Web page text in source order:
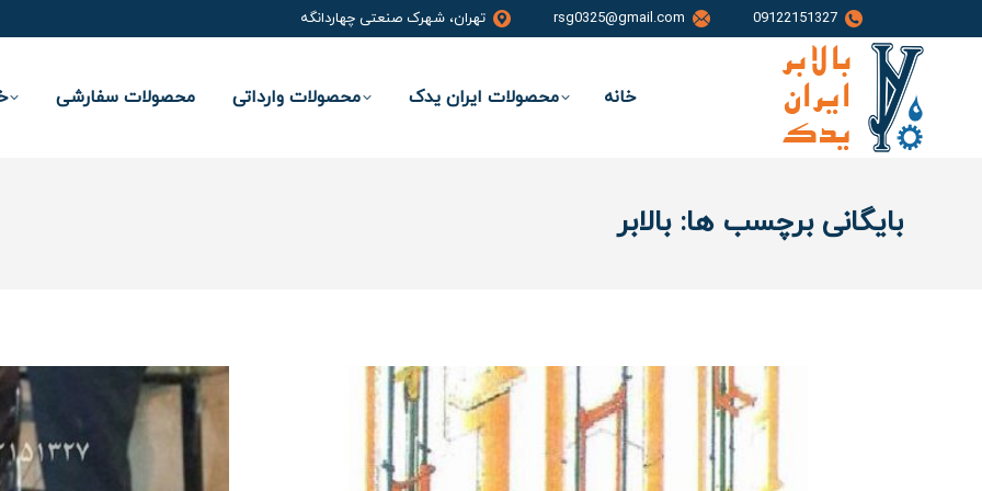
09122151327
rsg0325@gmail.com تهران، شهرک صنعتی چهاردانگه
خانه محصولات ایران یدک محصولات وارداتی محصولات سفارشی
بایگانی برچسب ها:بالابر